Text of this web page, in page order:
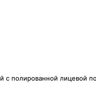
с полированной лицевой